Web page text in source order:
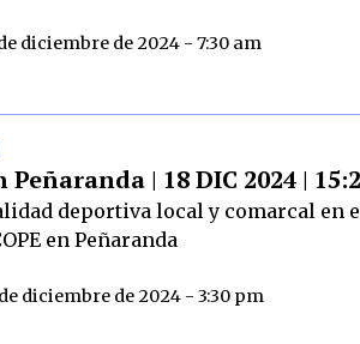
diciembre de 2024 - 7:30 am
Peñaranda | 18 DIC 2024 |
deportiva local y comarcal en
en Peñaranda
diciembre de 2024 - 3:30 pm